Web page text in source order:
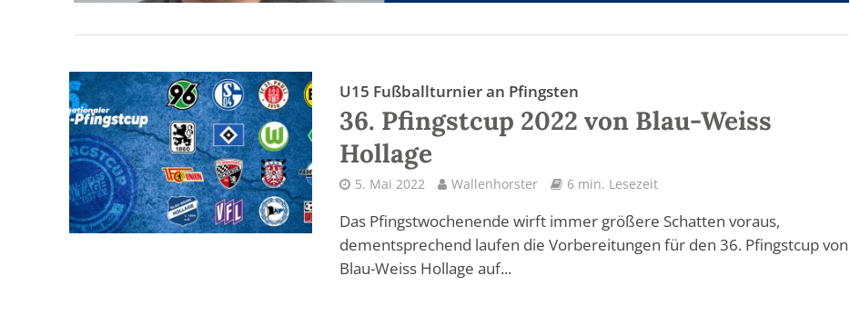
U15 Fußballturnier an Pfingsten
36. Pfingstcup 2022 von Blau-Weiss
Hollage
5. Mai 2022 Wallenhorster 6 min. Lesezeit
Das Pfingstwochenende wirft immer größere Schatten voraus,
dementsprechend laufen die Vorbereitungen für den 36. Pfingstcup von
Blau-Weiss Hollage auf...